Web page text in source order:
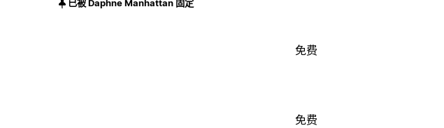
已被 Daphne Manhattan 固定
免费
免费